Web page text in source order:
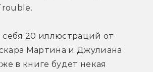
20 иллюстраций от
Мартина и Джулиана
в книге будет некая